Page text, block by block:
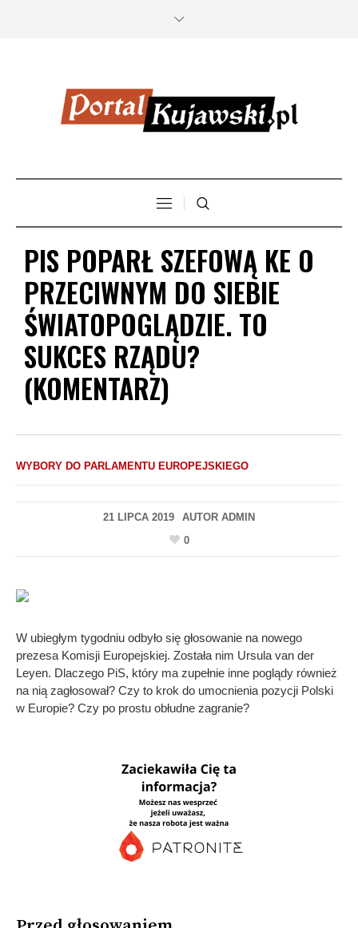
PIS POPARŁ SZEFOWĄ KE O
PRZECIWNYM DO SIEBIE
ŚWIATOPOGLĄDZIE. TO
SUKCES RZĄDU?
(KOMENTARZ)
WYBORY DO PARLAMENTU EUROPEJSKIEGO
21 LIPCA 2019 AUTOR ADMIN
0
W ubiegłym tygodniu odbyło się głosowanie na nowego
prezesa Komisji Europejskiej. Została nim Ursula van der
Leyen. Dlaczego PiS, który ma zupełnie inne poglądy również
na nią zagłosował? Czy to krok do umocnienia pozycji Polski
w Europie? Czy po prostu obłudne zagranie?